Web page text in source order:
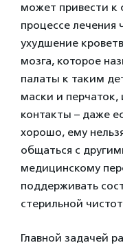
может привести к
процессе лечения
ухудшение
мозга, которое
палаты к таким
маски и
контакты – даже
хорошо, ему
общаться с
медицинскому
поддерживать
стерильной
Главной задачей